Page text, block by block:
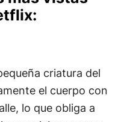
criatura del
el cuerpo con
lo que obliga a